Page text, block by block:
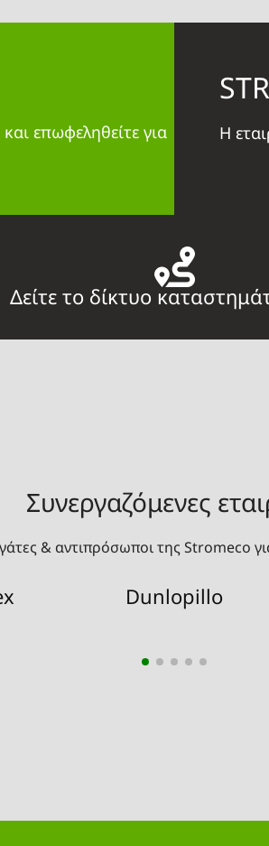
επωφεληθείτε για
Η
Δείτε το δίκτυο
Συνεργαζόμενες
& αντιπρόσωποι της Stromeco
Dunlopillo